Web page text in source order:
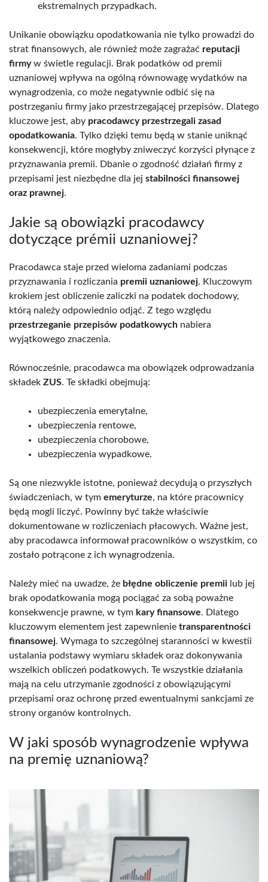
ekstremalnych przypadkach.
Unikanie obowiązku opodatkowania nie tylko prowadzi do
strat finansowych, ale również może zagrażać reputacji
firmyw świetle regulacji. Brak podatków od premii
uznaniowej wpływa na ogólną równowagę wydatków na
wynagrodzenia, co może negatywnie odbić się na
postrzeganiu firmy jako przestrzegającej przepisów. Dlatego
kluczowe jest, aby pracodawcy przestrzegali zasad
opodatkowania. Tylko dzięki temu będą w stanie uniknąć
konsekwencji, które mogłyby zniweczyć korzyści płynące z
przyznawania premii. Dbanie o zgodność działań firmy z
przepisami jest niezbędne dla jej stabilności finansowej
oraz prawnej.
Jakie są obowiązki pracodawcy
dotyczące prémii uznaniowej?
Pracodawca staje przed wieloma zadaniami podczas
przyznawania i rozliczania premii uznaniowej. Kluczowym
krokiem jest obliczenie zaliczki na podatek dochodowy,
którą należy odpowiednio odjąć. Z tego względu
przestrzeganie przepisów podatkowych nabiera
wyjątkowego znaczenia.
Równocześnie, pracodawca ma obowiązek odprowadzania
składek ZUS. Te składki obejmują:
ubezpieczenia emerytalne,
ubezpieczenia rentowe,
ubezpieczenia chorobowe,
ubezpieczenia wypadkowe.
Są one niezwykle istotne, ponieważ decydują o przyszłych
świadczeniach, w tym emeryturze, na które pracownicy
będą mogli liczyć. Powinny być także właściwie
dokumentowane w rozliczeniach płacowych. Ważne jest,
aby pracodawca informował pracowników o wszystkim, co
zostało potrącone z ich wynagrodzenia.
Należy mieć na uwadze, że błędne obliczenie premii lub jej
brak opodatkowania mogą pociągać za sobą poważne
konsekwencje prawne, w tym kary finansowe. Dlatego
kluczowym elementem jest zapewnienie transparentności
finansowej. Wymaga to szczególnej staranności w kwestii
ustalania podstawy wymiaru składek oraz dokonywania
wszelkich obliczeń podatkowych. Te wszystkie działania
mają na celu utrzymanie zgodności z obowiązującymi
przepisami oraz ochronę przed ewentualnymi sankcjami ze
strony organów kontrolnych.
W jaki sposób wynagrodzenie wpływa
na premię uznaniową?